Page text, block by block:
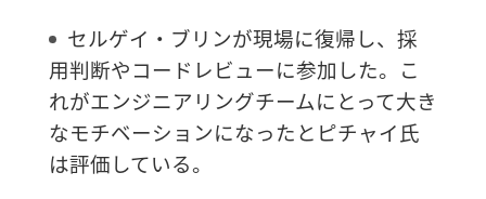
セルゲイ・ブリンが現場に復帰し、採
用判断やコードレビューに参加した。こ
れがエンジニアリングチームにとって大き
なモチベーションになったとピチャイ氏
は評価している。